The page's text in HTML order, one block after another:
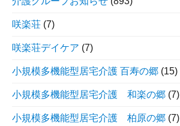
咲楽荘 (7)
咲楽荘デイケア (7)
小規模多機能型居宅介護 百寿の郷 (15)
小規模多機能型居宅介護 和楽の郷 (7)
小規模多機能型居宅介護 柏原の郷 (7)